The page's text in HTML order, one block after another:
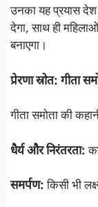
उनका यह प्रयास
देगा, साथ ही
बनाएगा।
प्रेरणा स्रोत: गीता
गीता समोता की
धैर्य और निरंतरता:
समर्पण:किसी भी